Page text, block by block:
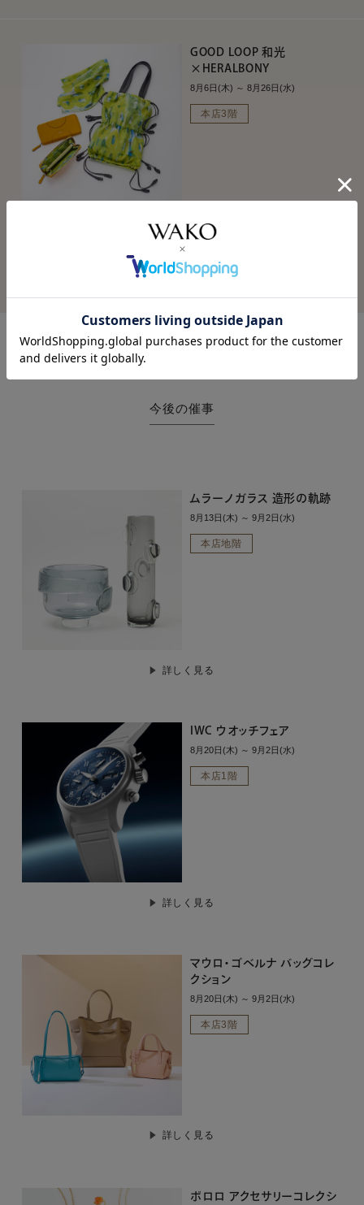
GOOD LOOP 和光
×HERALBONY
8月6日(木) ～ 8月26日(水)
本店3階
詳しく見る
今後の催事
ムラーノガラス 造形の軌跡
8月13日(木) ～ 9月2日(水)
本店地階
詳しく見る
IWC ウオッチフェア
8月20日(木) ～ 9月2日(水)
本店1階
詳しく見る
マウロ・ゴベルナ バッグコレ
クション
8月20日(木) ～ 9月2日(水)
本店3階
詳しく見る
ボロロ アクセサリーコレクシ